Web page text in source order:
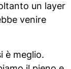
un layer
venire
è meglio.